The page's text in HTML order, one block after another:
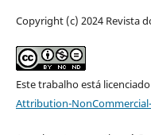
Copyright (c) 2024 Revista
Este trabalho está
Attribution-